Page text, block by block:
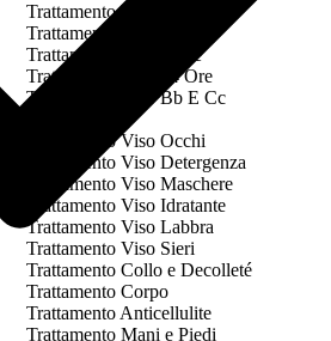
Trattamento Viso Antieta
Trattamento Viso Giorno
Trattamento Viso Notte
Trattamento Viso 24 Ore
Trattamento Viso Bb E Cc
Trattamento Viso Occhi
Trattamento Viso Detergenza
Trattamento Viso Maschere
Trattamento Viso Idratante
Trattamento Viso Labbra
Trattamento Viso Sieri
Trattamento Collo e Decolleté
Trattamento Corpo
Trattamento Anticellulite
Trattamento Mani e Piedi